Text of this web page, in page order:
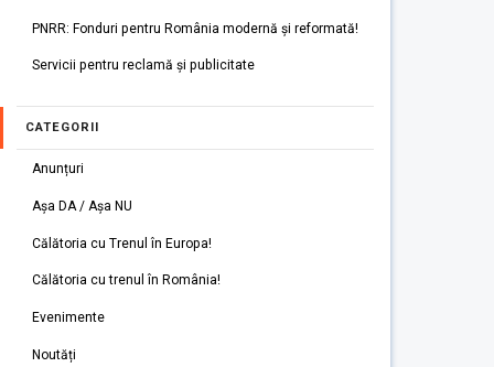
PNRR: Fonduri pentru România modernă și reformată!
Servicii pentru reclamă și publicitate
CATEGORII
Anunțuri
Așa DA / Așa NU
Călătoria cu Trenul în Europa!
Călătoria cu trenul în România!
Evenimente
Noutăți